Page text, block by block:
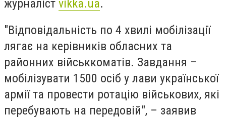
журналіст vikka.ua.
"Відповідальність по 4 хвилі мобілізації
лягає на керівників обласних та
районних військкоматів. Завдання –
мобілізувати 1500 осіб у лави української
армії та провести ротацію військових, які
перебувають на передовій", – заявив